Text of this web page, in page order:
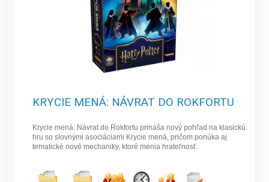
KRYCIE MENÁ: NÁVRAT DO ROKFORTU
Krycie mená: Návrat do Rokfortu prináša nový pohľad na klasickú
hru so slovnými asociáciami Krycie mená, pričom ponúka aj
tematické nové mechaniky, ktoré menia hrateľnosť.